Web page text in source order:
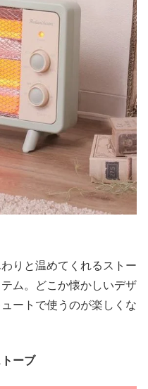
りと温めてくれるストー
ム。どこか懐かしいデザ
ートで使うのが楽しくな
ーブ